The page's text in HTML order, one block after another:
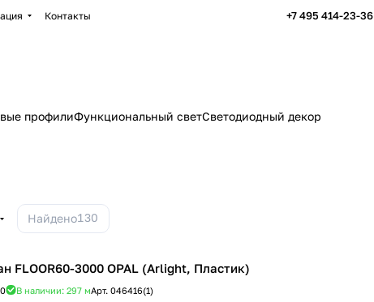
Контакты +7 495 414-23-36
профилиФункциональный светСветодиодный декор
Найдено130
FLOOR60-3000 OPAL (Arlight, Пластик)
0 В наличии: 297 мАрт. 046416(1)